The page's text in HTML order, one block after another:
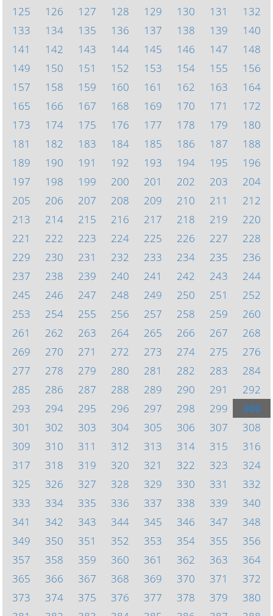
125
126 127 128 129 130 131
132
133
134 135 136 137 138 139
140
141
142 143 144 145 146 147
148
149
150 151 152 153 154 155
156
157
158 159 160 161 162 163
164
165
166 167 168 169 170 171
172
173
174 175 176 177 178 179
180
181
182 183 184 185 186 187
188
189
190 191 192 193 194 195
196
197
198 199 200 201 202 203
204
205
206 207 208 209 210 211
212
213
214 215 216 217 218 219
220
221
222 223 224 225 226 227
228
229
230 231 232 233 234 235
236
237
238 239 240 241 242 243
244
245
246 247 248 249 250 251
252
253
254 255 256 257 258 259
260
261
262 263 264 265 266 267
268
269
270 271 272 273 274 275
276
277
278 279 280 281 282 283
284
285
286 287 288 289 290 291
292
293
294 295 296 297 298 299
300
301
302 303 304 305 306 307
308
309
310 311 312 313 314 315
316
317
318 319 320 321 322 323
324
325
326 327 328 329 330 331
332
333
334 335 336 337 338 339
340
341
342 343 344 345 346 347
348
349
350 351 352 353 354 355
356
357
358 359 360 361 362 363
364
365
366 367 368 369 370 371
372
373
374 375 376 377 378 379
380